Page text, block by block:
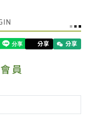
分享 分享
員